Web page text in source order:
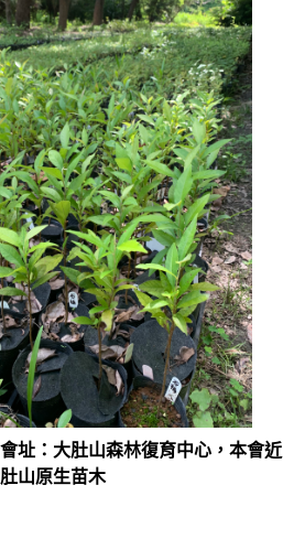
址：大肚山森林復育中心，本會近
山原生苗木